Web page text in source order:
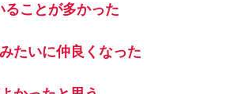
ことが多かった
たいに仲良くなった